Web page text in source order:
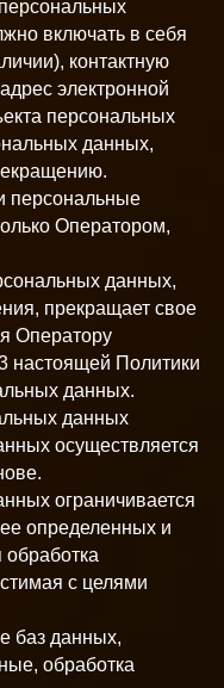
включать в себя
контактную
электронной
персональных
данных,
персональные
Оператором,
данных,
прекращает свое
Оператору
настоящей Политики
данных.
данных
осуществляется
ограничивается
определенных и
обработка
с целями
баз данных,
обработка